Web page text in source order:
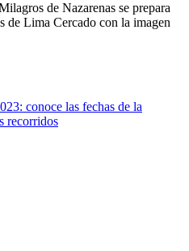
de Nazarenas se prepara
de Lima Cercado con la imagen